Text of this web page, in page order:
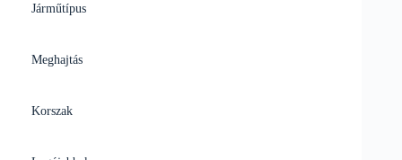
Járműtípus
Meghajtás
Korszak